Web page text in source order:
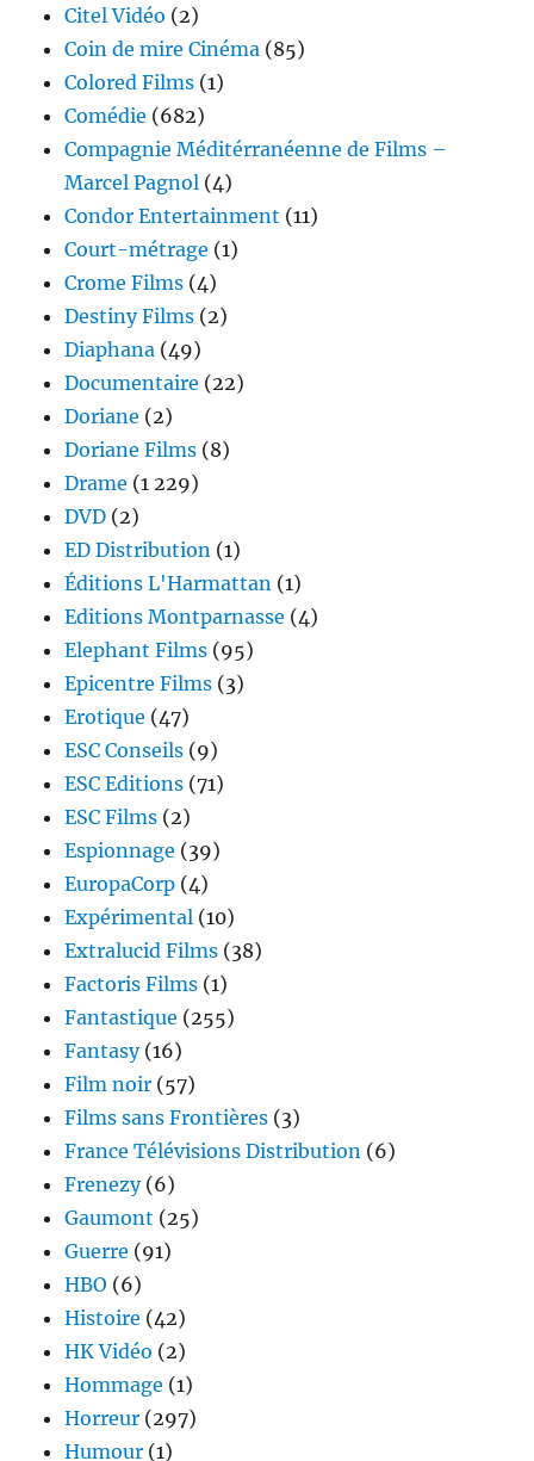
Citel Vidéo (2)
Coin de mire Cinéma (85)
Colored Films (1)
Comédie (682)
Compagnie Méditérranéenne de Films –
Marcel Pagnol (4)
Condor Entertainment (11)
Court-métrage (1)
Crome Films (4)
Destiny Films (2)
Diaphana (49)
Documentaire (22)
Doriane (2)
Doriane Films (8)
Drame (1 229)
DVD (2)
ED Distribution (1)
Éditions L'Harmattan (1)
Editions Montparnasse (4)
Elephant Films (95)
Epicentre Films (3)
Erotique (47)
ESC Conseils (9)
ESC Editions (71)
ESC Films (2)
Espionnage (39)
EuropaCorp (4)
Expérimental (10)
Extralucid Films (38)
Factoris Films (1)
Fantastique (255)
Fantasy(16)
Film noir (57)
Films sans Frontières (3)
France Télévisions Distribution (6)
Frenezy(6)
Gaumont (25)
Guerre (91)
HBO (6)
Histoire (42)
HK Vidéo (2)
Hommage (1)
Horreur (297)
Humour (1)